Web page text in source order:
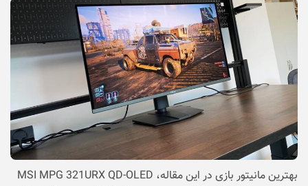
بهترین مانیتور بازی در این مقاله، MSI MPG 321URX QD-OLED